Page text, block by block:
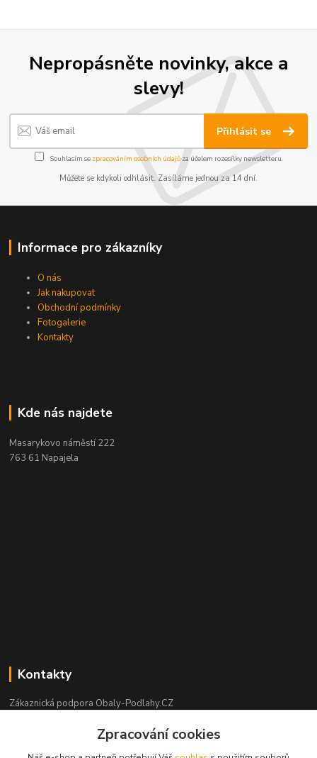
Nepropásněte novinky, akce a
slevy!
Přihlásit se
Souhlasím se zpracováním osobních údajůza účelem rozesílky newsletteru.
Můžete se kdykoli odhlásit. Zasíláme jednou za 14 dní.
Informace pro zákazníky
O nás
Jak nakupovat
Obchodní podmínky
Fotogalerie
Kontakty
Kde nás najdete
Masarykovo náměstí 222
763 61 Napajela
Kontakty
Zákaznická podpora Obaly-Podlahy.CZ
(Po-Pá, 8:00-16:00 hod.)Zpracování cookies